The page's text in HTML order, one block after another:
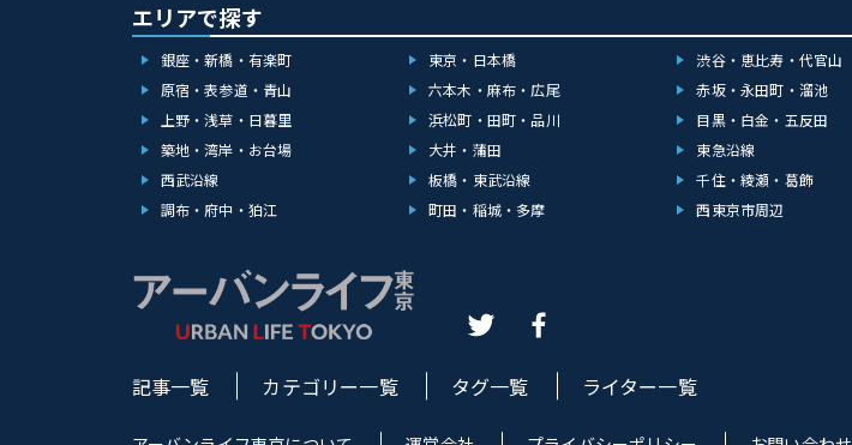
エリアで探す
銀座・新橋・有楽町 東京・日本橋 渋谷・恵比寿・代官山
原宿・表参道・青山
六本木・麻布・広尾 赤坂・永田町・溜池
上野・浅草・日暮里
浜松町・田町・品川 目黒・白金・五反田
築地・湾岸・お台場
大井・蒲田 東急沿線
西武沿線
板橋・東武沿線 千住・綾瀬・葛飾
調布・府中・狛江
町田・稲城・多摩 西東京市周辺
記事一覧 カテゴリー一覧 タグ一覧 ライター一覧